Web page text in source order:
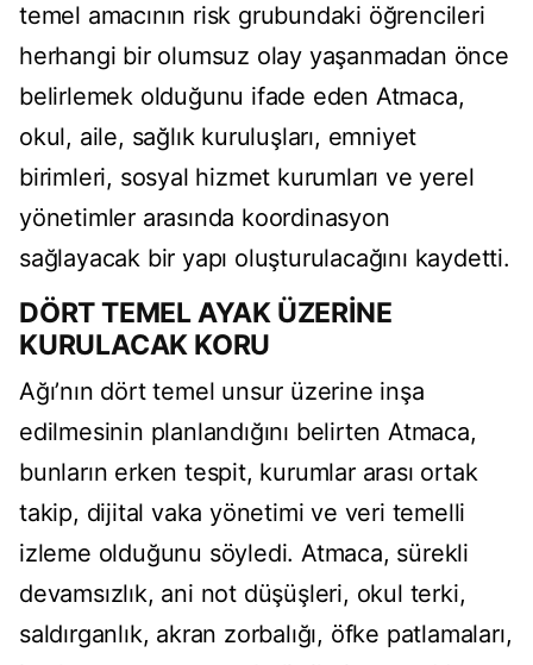
temel amacının risk grubundaki öğrencileri
herhangi bir olumsuz olay yaşanmadan önce
belirlemek olduğunu ifade eden Atmaca,
okul, aile, sağlık kuruluşları, emniyet
birimleri, sosyal hizmet kurumları ve yerel
yönetimler arasında koordinasyon
sağlayacak bir yapı oluşturulacağını kaydetti.
DÖRT TEMEL AYAK ÜZERİNE
KURULACAK KORU
Ağı’nın dört temel unsur üzerine inşa
edilmesinin planlandığını belirten Atmaca,
bunların erken tespit, kurumlar arası ortak
takip, dijital vaka yönetimi ve veri temelli
izleme olduğunu söyledi. Atmaca, sürekli
devamsızlık, ani not düşüşleri, okul terki,
saldırganlık, akran zorbalığı, öfke patlamaları,